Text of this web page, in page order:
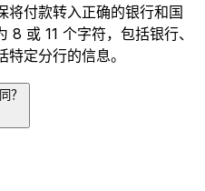
将付款转入正确的银行和国
或 11 个字符，包括银行、
定分行的信息。
？